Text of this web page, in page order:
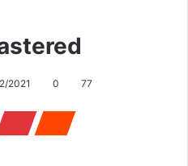
2021 0 77